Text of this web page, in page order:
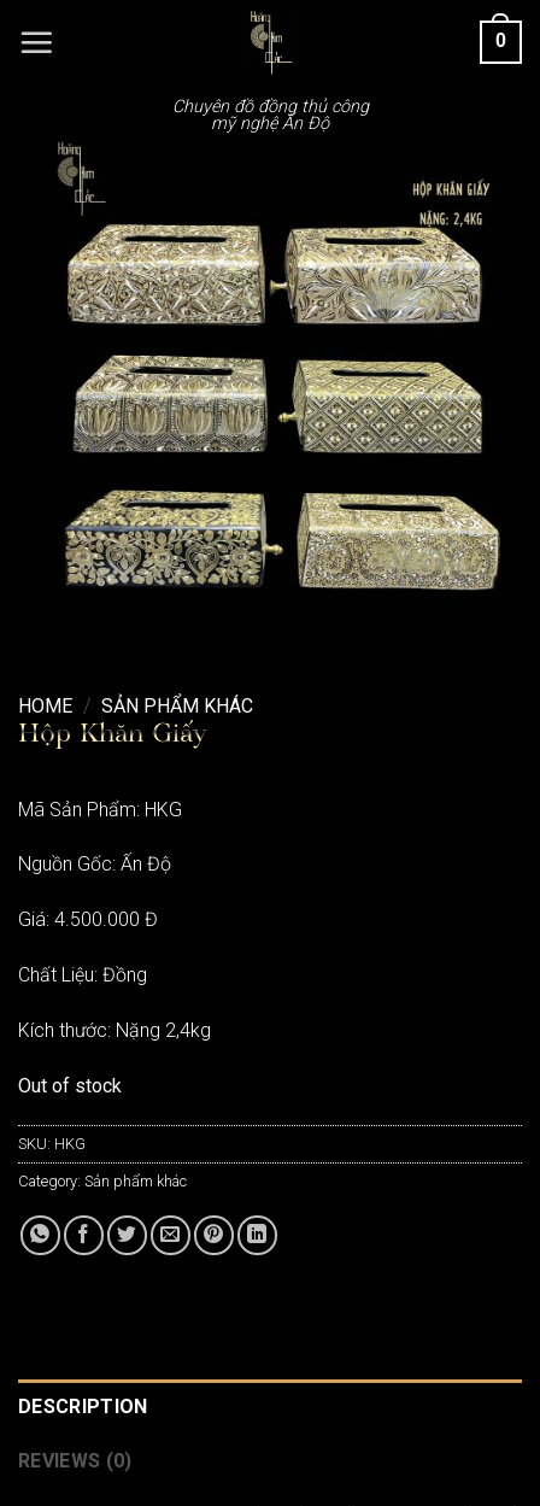
đến
Chuyên đồ đồng thủ công
mỹ nghệ Ấn Độ
0
HOME / SẢN PHẨM KHÁC
Hộp Khăn Giấy
Mã Sản Phẩm: HKG
Nguồn Gốc: Ấn Độ
Giá: 4.500.000 Đ
Chất Liệu: Đồng
Kích thước: Nặng 2,4kg
Out of stock
SKU: HKG
Category: Sản phẩm khác
DESCRIPTION
REVIEWS (0)